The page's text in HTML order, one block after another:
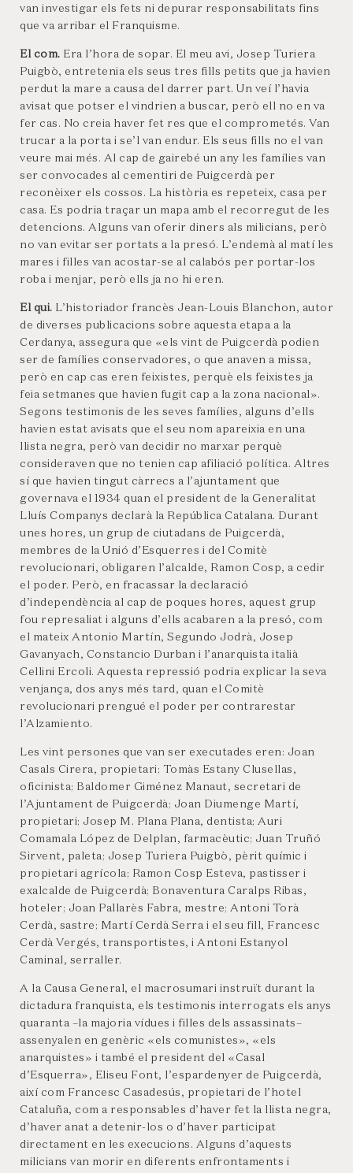
van investigar els fets ni depurar responsabilitats fins
que va arribar el Franquisme.
El com. Era l’hora de sopar. El meu avi, Josep Turiera
Puigbò, entretenia els seus tres fills petits que ja havien
perdut la mare a causa del darrer part. Un veí l’havia
avisat que potser el vindrien a buscar, però ell no en va
fer cas. No creia haver fet res que el comprometés. Van
trucar a la porta i se’l van endur. Els seus fills no el van
veure mai més. Al cap de gairebé un any les famílies van
ser convocades al cementiri de Puigcerdà per
reconèixer els cossos. La història es repeteix, casa per
casa. Es podria traçar un mapa amb el recorregut de les
detencions. Alguns van oferir diners als milicians, però
no van evitar ser portats a la presó. L’endemà al matí les
mares i filles van acostar-se al calabós per portar-los
roba i menjar, però ells ja no hi eren.
El qui. L’historiador francès Jean-Louis Blanchon, autor
de diverses publicacions sobre aquesta etapa a la
Cerdanya, assegura que «els vint de Puigcerdà podien
ser de famílies conservadores, o que anaven a missa,
però en cap cas eren feixistes, perquè els feixistes ja
feia setmanes que havien fugit cap a la zona nacional».
Segons testimonis de les seves famílies, alguns d’ells
havien estat avisats que el seu nom apareixia en una
llista negra, però van decidir no marxar perquè
consideraven que no tenien cap afiliació política. Altres
sí que havien tingut càrrecs a l’ajuntament que
governava el 1934 quan el president de la Generalitat
Lluís Companys declarà la República Catalana. Durant
unes hores, un grup de ciutadans de Puigcerdà,
membres de la Unió d’Esquerres i del Comitè
revolucionari, obligaren l’alcalde, Ramon Cosp, a cedir
el poder. Però, en fracassar la declaració
d’independència al cap de poques hores, aquest grup
fou represaliat i alguns d’ells acabaren a la presó, com
el mateix Antonio Martín, Segundo Jodrà, Josep
Gavanyach, Constancio Durban i l’anarquista italià
Cellini Ercoli. Aquesta repressió podria explicar la seva
venjança, dos anys més tard, quan el Comitè
revolucionari prengué el poder per contrarestar
l’Alzamiento.
Les vint persones que van ser executades eren: Joan
Casals Cirera, propietari; Tomàs Estany Clusellas,
oficinista; Baldomer Giménez Manaut, secretari de
l’Ajuntament de Puigcerdà; Joan Diumenge Martí,
propietari; Josep M. Plana Plana, dentista; Auri
Comamala López de Delplan, farmacèutic; Juan Truñó
Sirvent, paleta; Josep Turiera Puigbò, pèrit químic i
propietari agrícola; Ramon Cosp Esteva, pastisser i
exalcalde de Puigcerdà; Bonaventura Caralps Ribas,
hoteler; Joan Pallarès Fabra, mestre; Antoni Torà
Cerdà, sastre; Martí Cerdà Serra i el seu fill, Francesc
Cerdà Vergés, transportistes, i Antoni Estanyol
Caminal, serraller.
A la Causa General, el macrosumari instruït durant la
dictadura franquista, els testimonis interrogats els anys
quaranta –la majoria vídues i filles dels assassinats–
assenyalen en genèric «els comunistes», «els
anarquistes» i també el president del «Casal
d’Esquerra», Eliseu Font, l’espardenyer de Puigcerdà,
així com Francesc Casadesús, propietari de l’hotel
Cataluña, com a responsables d’haver fet la llista negra,
d’haver anat a detenir-los o d’haver participat
directament en les execucions. Alguns d’aquests
milicians van morir en diferents enfrontaments i